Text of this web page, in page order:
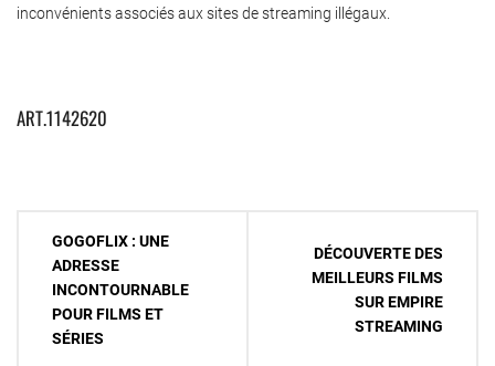
inconvénients associés aux sites de streaming illégaux.
ART.1142620
Navigation
l’article
GOGOFLIX : UNE
ADRESSE
INCONTOURNABLE
POUR FILMS ET
SÉRIES
DÉCOUVERTE DES
MEILLEURS FILMS
SUR EMPIRE
STREAMING